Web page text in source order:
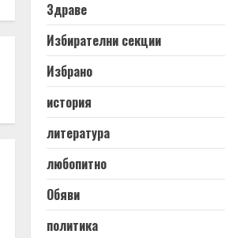
Здраве
Избирателни секции
Избрано
история
литература
любопитно
Обяви
политика